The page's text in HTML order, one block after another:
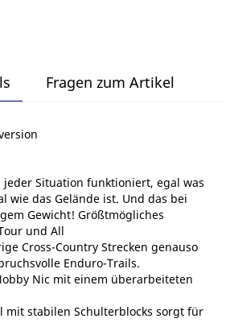
Fragen zum Artikel
Situation funktioniert, egal was
wie das Gelände ist. Und das bei
Gewicht! Größtmögliches
und All
Cross-Country Strecken genauso
Enduro-Trails.
Nic mit einem überarbeiteten
mit stabilen Schulterblocks sorgt für